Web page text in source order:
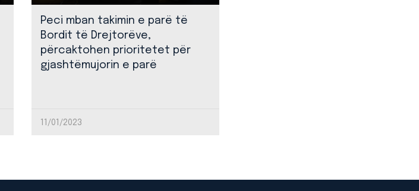
Peci mban takimin e parë të
Bordit të Drejtorëve,
përcaktohen prioritetet për
gjashtëmujorin e parë
11/01/2023